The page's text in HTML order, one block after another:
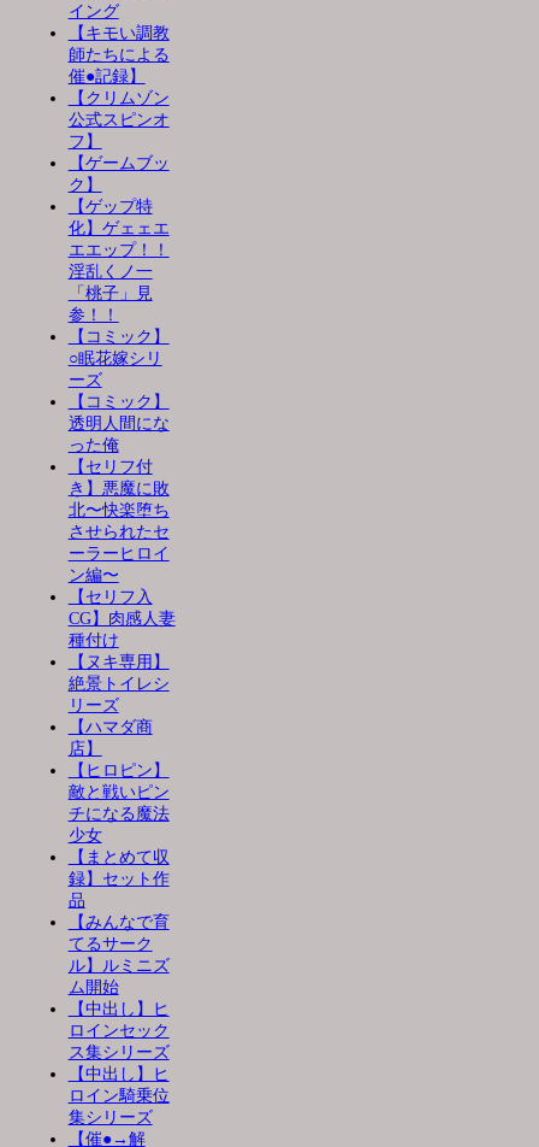
イング
【キモい調教
師たちによる
催●記録】
【クリムゾン
公式スピンオ
フ】
【ゲームブッ
ク】
【ゲップ特
化】ゲェェエ
エエップ！！
淫乱くノ一
「桃子」見
参！！
【コミック】
○眠花嫁シリ
ーズ
【コミック】
透明人間にな
った俺
【セリフ付
き】悪魔に敗
北〜快楽堕ち
させられたセ
ーラーヒロイ
ン編〜
【セリフ入
CG】肉感人妻
種付け
【ヌキ専用】
絶景トイレシ
リーズ
【ハマダ商
店】
【ヒロピン】
敵と戦いピン
チになる魔法
少女
【まとめて収
録】セット作
品
【みんなで育
てるサーク
ル】ルミニズ
ム開始
【中出し】ヒ
ロインセック
ス集シリーズ
【中出し】ヒ
ロイン騎乗位
集シリーズ
【催●→解